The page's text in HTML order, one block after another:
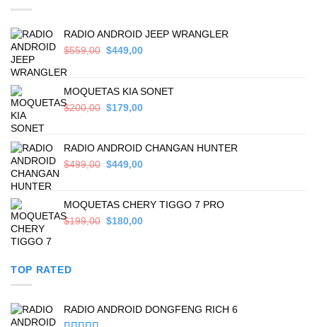
RADIO ANDROID JEEP WRANGLER
$559,00 Original
$559,00.
$449,00Current
$449,00.
MOQUETAS KIA SONET
$200,00 Original
$200,00.
$179,00Current
$179,00.
RADIO ANDROID CHANGAN HUNTER
$499,00 Original
$499,00.
$449,00Current
$449,00.
MOQUETAS CHERY TIGGO 7 PRO
$199,00 Original
$180,00Current
TOP RATED
RADIO ANDROID DONGFENG RICH 6